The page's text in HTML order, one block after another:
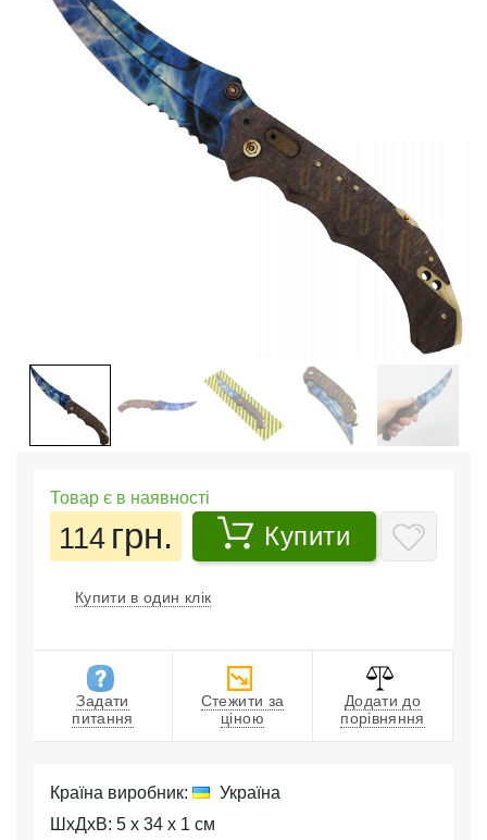
Товар є в наявності
114 грн. Купити
Купити в один клік
Задати
питання
Стежити за
ціною
Додати до
порівняння
Країна виробник:
Україна
ШхДхВ: 5 x 34 x 1 см